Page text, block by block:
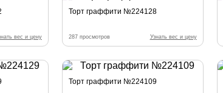
вес и цену
Торт граффити №224128
287 просмотров Узнать вес и цену
Торт граффити №224109